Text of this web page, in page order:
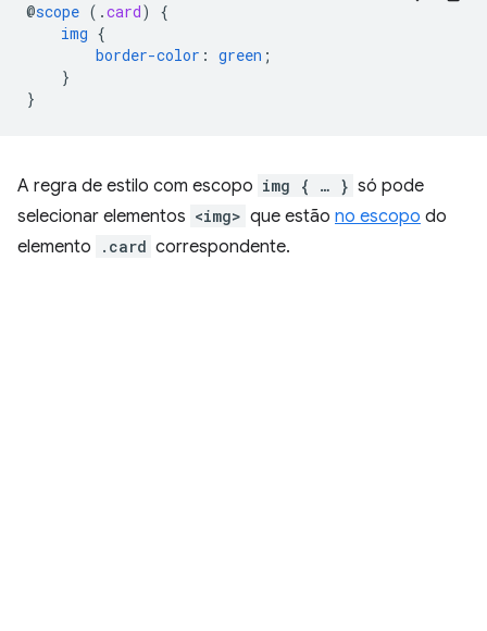
@scope ( .card)
{
img {
border-color : green ;
}
}
A regra de estilo com escopo img { … } só pode
selecionar elementos <img> que estão no escopo do
elemento
.card correspondente.